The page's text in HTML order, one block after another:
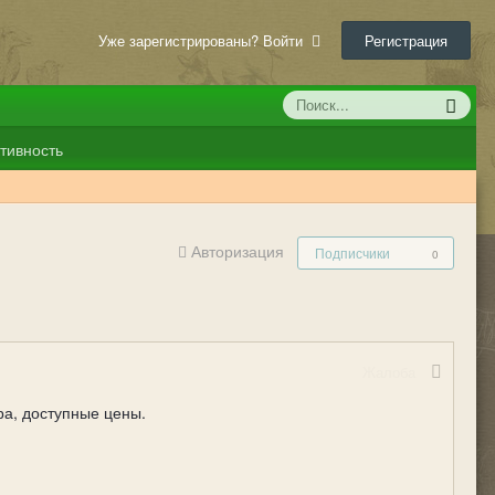
Уже зарегистрированы? Войти Регистрация
Авторизация Подписчики 0
доступные цены.